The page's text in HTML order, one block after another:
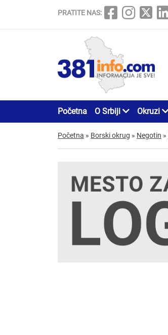
PRATITE NAS:
Početna O Srbiji Okruzi
Početna » Borski okrug » Negotin »